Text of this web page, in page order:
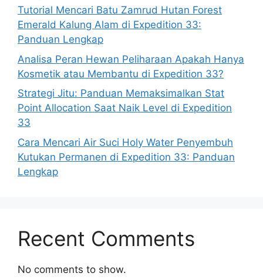
Tutorial Mencari Batu Zamrud Hutan Forest
Emerald Kalung Alam di Expedition 33:
Panduan Lengkap
Analisa Peran Hewan Peliharaan Apakah Hanya
Kosmetik atau Membantu di Expedition 33?
Strategi Jitu: Panduan Memaksimalkan Stat
Point Allocation Saat Naik Level di Expedition
33
Cara Mencari Air Suci Holy Water Penyembuh
Kutukan Permanen di Expedition 33: Panduan
Lengkap
Recent Comments
No comments to show.